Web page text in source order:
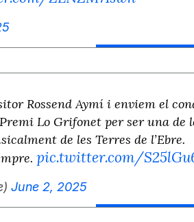
Rossend Aymí i enviem el
Lo Grifonet per ser una de
de les Terres de l’Ebre.
pic.twitter.com/
June 2, 2025